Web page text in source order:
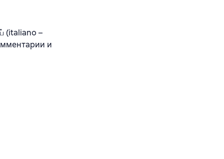
(italiano –
и